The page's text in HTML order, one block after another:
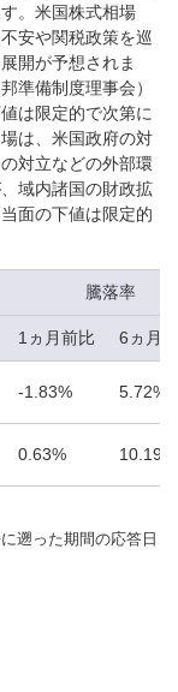
。米国株式相場
安や関税政策を巡
開が予想されま
準備制度理事会）
は限定的で次第に
は、米国政府の対
対立などの外部環
域内諸国の財政拡
面の下値は限定的
騰落率
1ヵ月前比 6ヵ月
-1.83% 5.72%
0.63% 10.19%
遡った期間の応答日